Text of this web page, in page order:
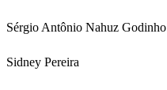
Sérgio Antônio Nahuz Godinho
Sidney Pereira